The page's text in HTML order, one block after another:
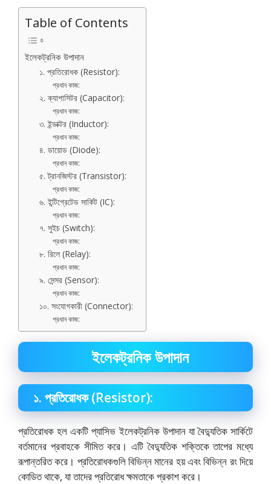
Table of Contents
ইলেকট্রনিক উপাদান
১. প্রতিরোধক (Resistor):
প্রধান কাজ:
২. ক্যাপাসিটর (Capacitor):
প্রধান কাজ:
৩. ইন্ডাক্টর (Inductor):
প্রধান কাজ:
৪. ডায়োড (Diode):
প্রধান কাজ:
৫. ট্রানজিস্টর (Transistor):
প্রধান কাজ:
৬. ইন্টিগ্রেটেড সার্কিট (IC):
প্রধান কাজ:
৭. সুইচ (Switch):
প্রধান কাজ:
৮. রিলে (Relay):
প্রধান কাজ:
৯. সেন্সর (Sensor):
প্রধান কাজ:
১০. সংযোগকারী (Connector):
প্রধান কাজ:
ইলেকট্রনিক উপাদান
১. প্রতিরোধক (Resistor):
প্রতিরোধক হল একটি প্যাসিভ ইলেকট্রনিক উপাদান যা বৈদ্যুতিক সার্কিটে
বর্তমানের প্রবাহকে সীমিত করে। এটি বৈদ্যুতিক শক্তিকে তাপের মধ্যে
রূপান্তরিত করে। প্রতিরোধকগুলি বিভিন্ন মানের হয় এবং বিভিন্ন রং দিয়ে
কোডিত থাকে, যা তাদের প্রতিরোধ ক্ষমতাকে প্রকাশ করে।